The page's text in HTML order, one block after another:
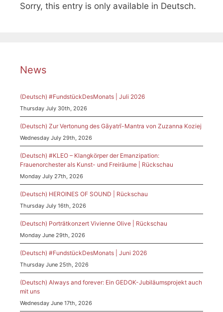
Sorry, this entry is only available in Deutsch.
News
(Deutsch) #FundstückDesMonats | Juli 2026
Thursday July 30th, 2026
(Deutsch) Zur Vertonung des Gāyatrī-Mantra von Zuzanna Koziej
Wednesday July 29th, 2026
(Deutsch) #KLEO – Klangkörper der Emanzipation:
Frauenorchester als Kunst- und Freiräume | Rückschau
Monday July 27th, 2026
(Deutsch) HEROINES OF SOUND | Rückschau
Thursday July 16th, 2026
(Deutsch) Porträtkonzert Vivienne Olive | Rückschau
Monday June 29th, 2026
(Deutsch) #FundstückDesMonats | Juni 2026
Thursday June 25th, 2026
(Deutsch) Always and forever: Ein GEDOK-Jubiläumsprojekt auch
mit uns
Wednesday June 17th, 2026